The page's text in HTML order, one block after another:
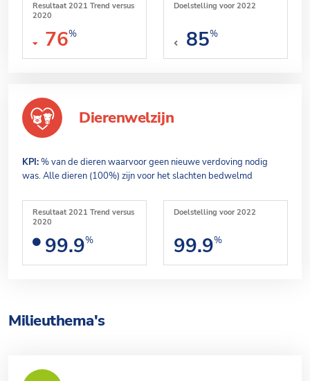
Resultaat 2021 Trend versus
2020
76%
Doelstelling voor 2022
85%
Dierenwelzijn
KPI:% van de dieren waarvoor geen nieuwe verdoving nodig
was. Alle dieren (100%) zijn voor het slachten bedwelmd
Resultaat 2021 Trend versus
2020
99.9%
Doelstelling voor 2022
99.9%
Milieuthema's